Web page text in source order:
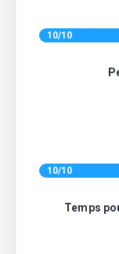
10/10
10/10
Temps